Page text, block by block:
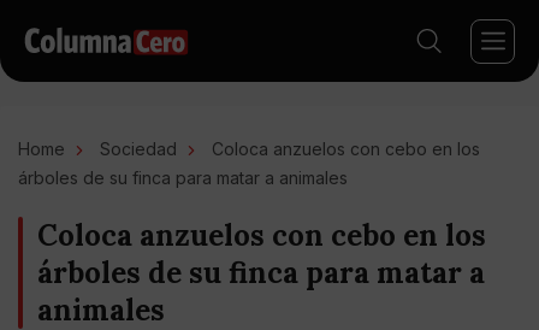
Home Sociedad
Coloca anzuelos con cebo en los
árboles de su finca para matar a animales
Coloca anzuelos con cebo en los
árboles de su finca para matar a
animales